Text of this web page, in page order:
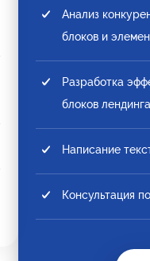
Анализ
блоков и
Разработка
блоков лендинга
Написание
Консультация